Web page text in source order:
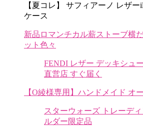
【夏コレ】 サフィアーノ レザー
ケース
新品ロマンチカル薪ストーブ横
ット色々
FENDI レザー デッキシュ
直営店 すぐ届く
【O綾様専用】ハンドメイド オ
スターウォーズ トレーデ
ルダー限定品